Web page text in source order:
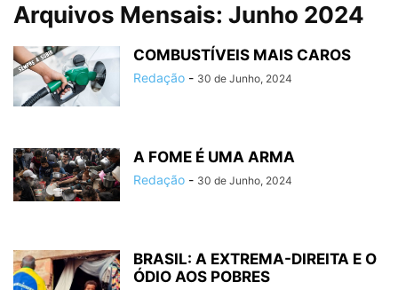
Arquivos Mensais: Junho 2024
COMBUSTÍVEIS MAIS CAROS
Redação - 30 de Junho, 2024
A FOME É UMA ARMA
Redação - 30 de Junho, 2024
BRASIL: A EXTREMA-DIREITA E O
ÓDIO AOS POBRES